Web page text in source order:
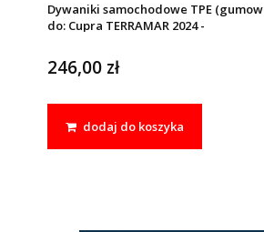
Dywaniki samochodowe TPE
do: Cupra TERRAMAR 2024 -
246,00 zł
dodaj do koszyka